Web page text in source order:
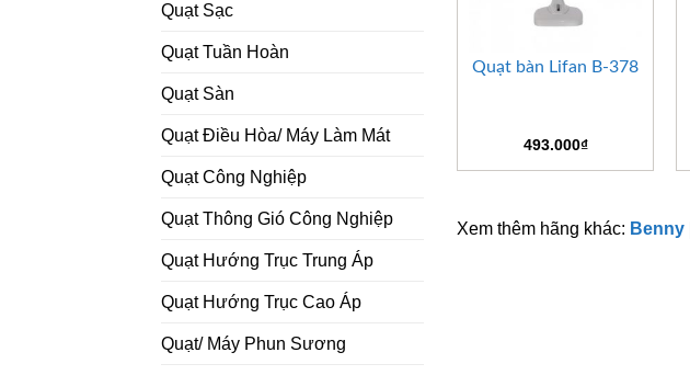
Quạt Sạc
Quạt Tuần Hoàn
Quạt Sàn
Quạt Điều Hòa/ Máy Làm Mát
Quạt Công Nghiệp
Quạt Thông Gió Công Nghiệp
Quạt Hướng Trục Trung Áp
Quạt Hướng Trục Cao Áp
Quạt/ Máy Phun Sương
Quạt bàn Lifan B-378
493.000₫
Xem thêm hãng khác: Benny